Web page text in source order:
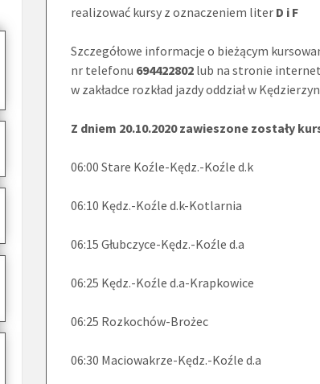
realizować kursy z oznaczeniem liter D i F
Szczegółowe informacje o bieżącym
nr telefonu 694422802 lub na stronie
w zakładce rozkład jazdy oddział w
Z dniem 20.10.2020 zawieszone zostały
06:00 Stare Koźle-Kędz.-Koźle d.k
06:10 Kędz.-Koźle d.k-Kotlarnia
06:15 Głubczyce-Kędz.-Koźle d.a
06:25 Kędz.-Koźle d.a-Krapkowice
06:25 Rozkochów-Brożec
06:30 Maciowakrze-Kędz.-Koźle d.a